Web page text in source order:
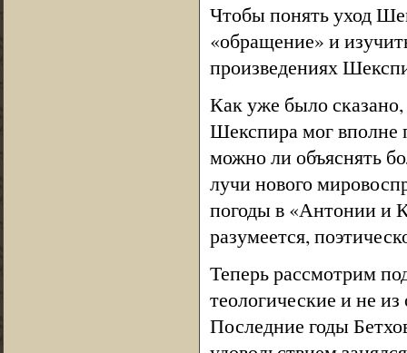
Чтобы понять уход
«обращение» и
произведениях
Как уже было
Шекспира мог вполне
можно ли объяснять
лучи нового
погоды в «Антонии и
разумеется,
Теперь рассмотрим
теологические и не
Последние годы